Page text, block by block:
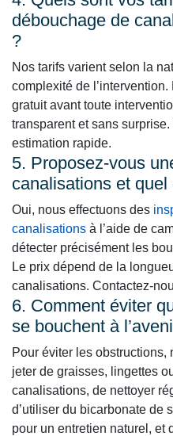
débouchage de
?
Nos tarifs varient selon la
complexité de
gratuit avant toute
transparent et sans
estimation rapide.
5. Proposez-vous
canalisations et
Oui, nous effectuons des
canalisations à l’aide de
détecter précisément les
Le prix dépend de la
canalisations. Contactez-
6. Comment éviter
se bouchent à
Pour éviter les
jeter de graisses, lingettes
canalisations, de nettoyer
d’utiliser du bicarbonate de
pour un entretien naturel, et